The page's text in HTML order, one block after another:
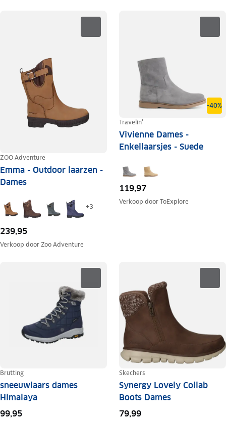
ZOO Adventure
Emma - Outdoor laarzen -
Dames
+3
239,95
Verkoop doorZoo Adventure
-40%
Travelin'
Vivienne Dames -
Enkellaarsjes - Suede
119,97
Verkoop doorToExplore
Brütting
sneeuwlaars dames
Himalaya
99,95
Skechers
Synergy Lovely Collab
Boots Dames
79,99